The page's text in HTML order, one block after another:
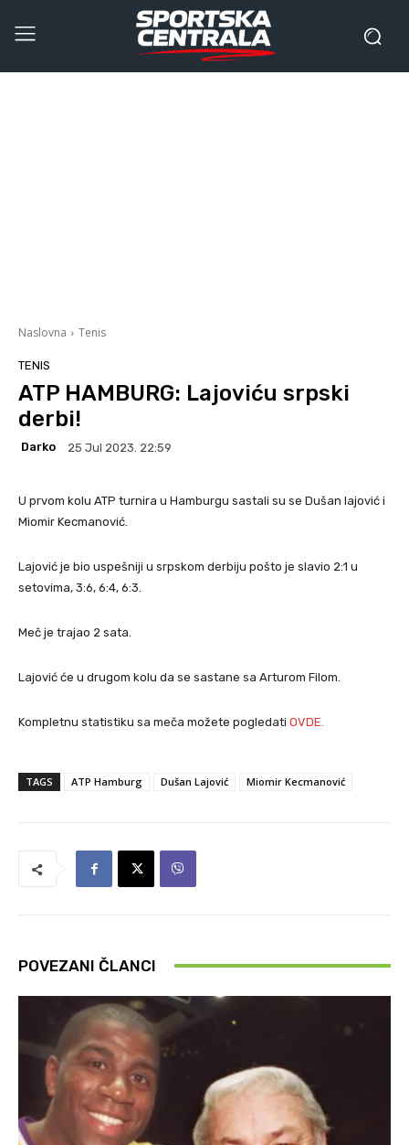
Naslovna Tenis
TENIS
ATP HAMBURG: Lajoviću srpski
derbi!
Darko 25 Jul 2023. 22:59
U prvom kolu ATP turnira u Hamburgu sastali su se Dušan lajović i
Miomir Kecmanović.
Lajović je bio uspešniji u srpskom derbiju pošto je slavio 2:1 u
setovima, 3:6, 6:4, 6:3.
Meč je trajao 2 sata.
Lajović će u drugom kolu da se sastane sa Arturom Filom.
Kompletnu statistiku sa meča možete pogledati OVDE.
TAGS ATP Hamburg Dušan Lajović Miomir Kecmanović
POVEZANI ČLANCI